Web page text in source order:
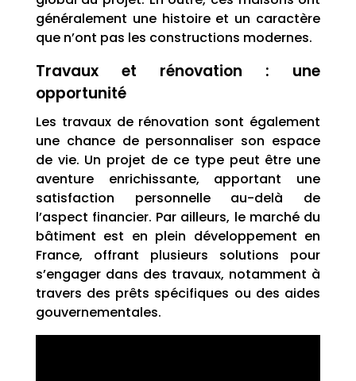
généralement une histoire et un caractère
que n’ont pas les constructions modernes.
Travaux et rénovation : une
opportunité
Les travaux de rénovation sont également
une chance de personnaliser son espace
de vie. Un projet de ce type peut être une
aventure enrichissante, apportant une
satisfaction personnelle au-delà de
l’aspect financier. Par ailleurs, le marché du
bâtiment est en plein développement en
France, offrant plusieurs solutions pour
s’engager dans des travaux, notamment à
travers des prêts spécifiques ou des aides
gouvernementales.